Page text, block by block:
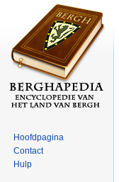
Hoofdpagina
Contact
Hulp